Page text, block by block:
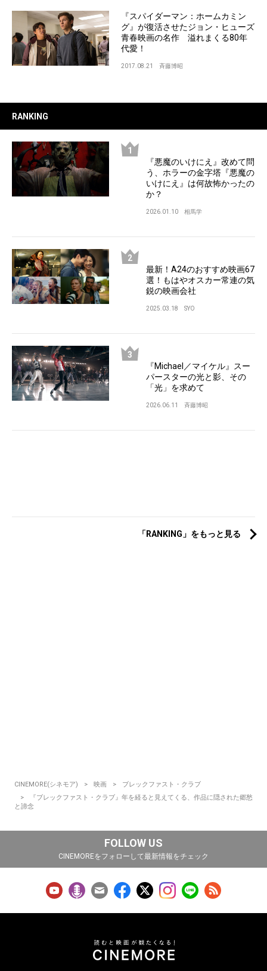
『スパイダーマン：ホームカミン
グ』が復活させたジョン・ヒューズ
青春映画の名作 溢れまくる80年
代愛！
2017.08.21 斉藤博昭
RANKING
『悪魔のいけにえ』改めて問
う、ホラーの金字塔『悪魔の
いけにえ』は何故怖かったの
か？
2026.01.10 相馬学
最新！A24のおすすめ映画67
選！もはやオスカー常連の気
鋭の映画会社
2025.03.18 SYO
『Michael／マイケル』スー
パースターの光と影、その
「光」を求めて
2026.06.11 斉藤博昭
「RANKING」をもっと見る
CINEMORE(シネモア) 映画
ブレックファスト・クラブ
『ブレックファスト・クラブ』年を経ると見えてくる、作品に隠された郷愁
と諦念
FOLLOW US
CINEMOREをフォローして最新情報をチェック